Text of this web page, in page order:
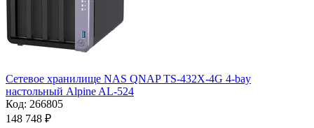
Сетевое хранилище NAS QNAP TS-432X-4G 4-bay
настольный Alpine AL-524
Код: 266805
148 748 ₽